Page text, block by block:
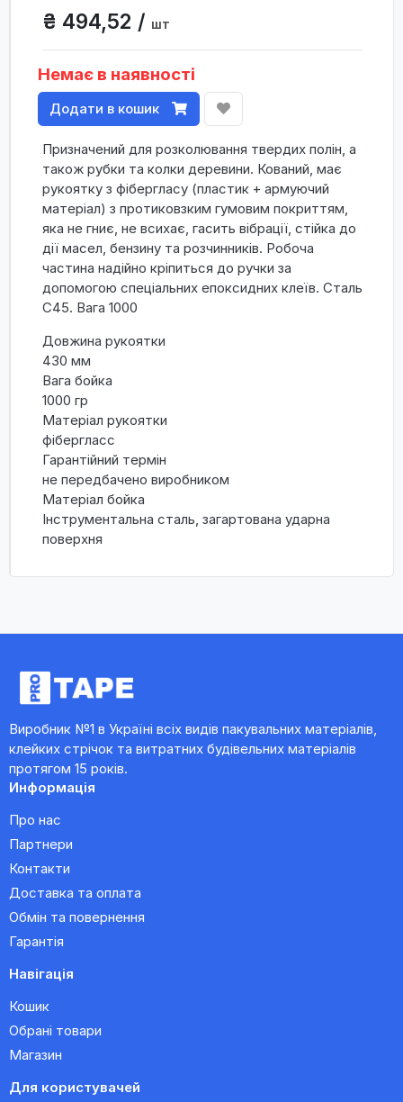
₴ 494,52 / шт
Немає в наявності
Додати в кошик
Призначений для розколювання твердих полін, а
також рубки та колки деревини. Кований, має
рукоятку з фібергласу (пластик + армуючий
матеріал) з протиковзким гумовим покриттям,
яка не гниє, не всихає, гасить вібрації, стійка до
дії масел, бензину та розчинників. Робоча
частина надійно кріпиться до ручки за
допомогою спеціальних епоксидних клеїв. Сталь
C45. Вага 1000
Довжина рукоятки
430 мм
Вага бойка
1000 гр
Матеріал рукоятки
фібергласс
Гарантійний термін
не передбачено виробником
Матеріал бойка
Інструментальна сталь, загартована ударна
поверхня
Виробник №1 в Україні всіх видів пакувальних матеріалів,
клейких стрічок та витратних будівельних матеріалів
протягом 15 років.
Информація
Про нас
Партнери
Контакти
Доставка та оплата
Обмін та повернення
Гарантія
Навігація
Кошик
Обрані товари
Магазин
Для користувачей